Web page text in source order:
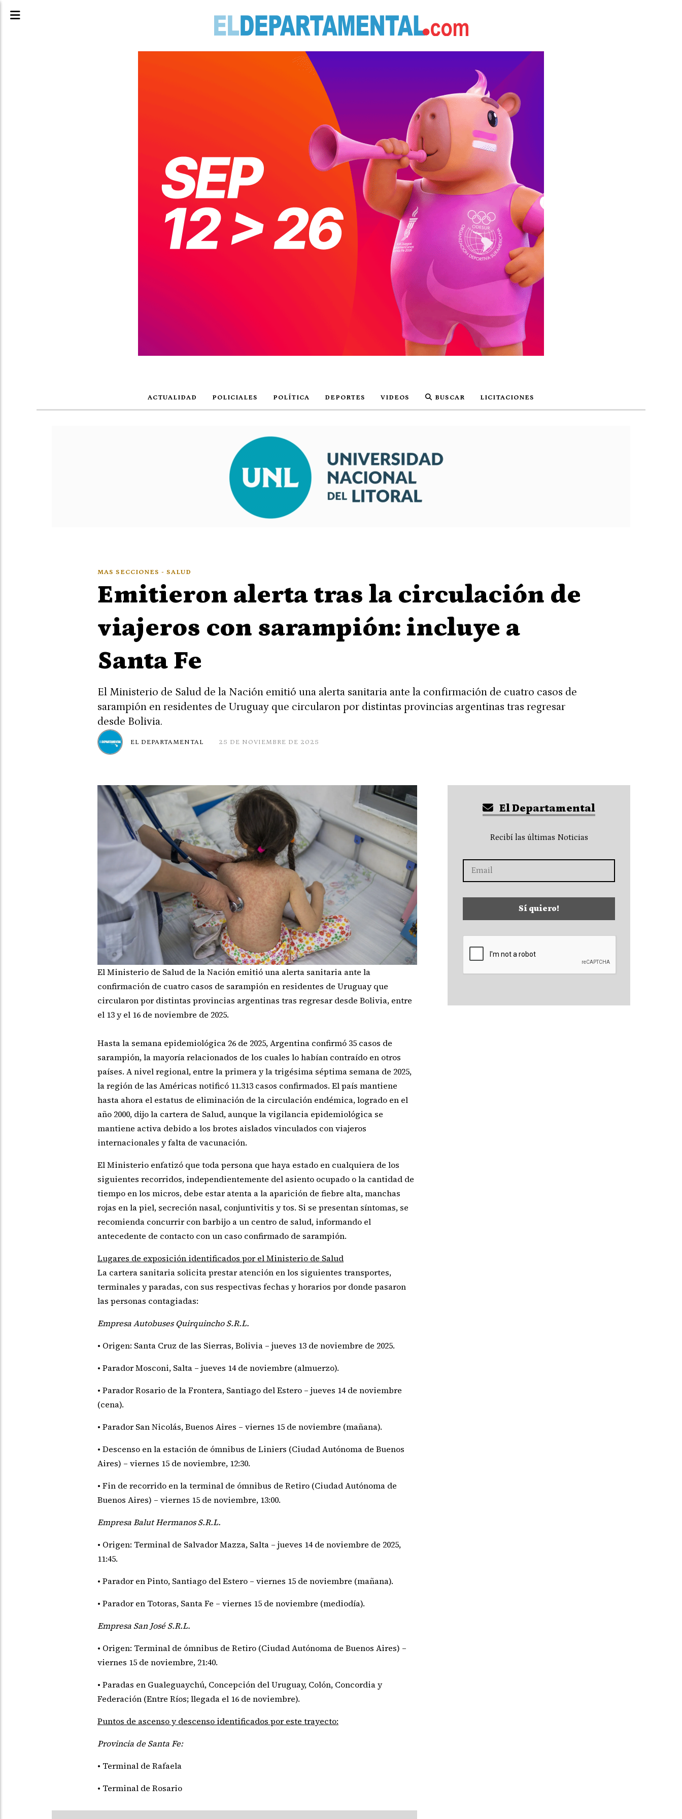
ACTUALIDAD POLICIALES POLÍTICA DEPORTES VIDEOS BUSCAR LICITACIONES
Emitieron alerta tras la circulación de
viajeros con sarampión: incluye a
Santa Fe
El Ministerio de Salud de la Nación emitió una alerta sanitaria ante la confirmación de cuatro casos de
sarampión en residentes de Uruguay que circularon por distintas provincias argentinas tras regresar
desde Bolivia.
MAS SECCIONES - SALUD
25 DE NOVIEMBRE DE 2025
EL DEPARTAMENTAL
El Ministerio de Salud de la Nación emitió una alerta sanitaria ante la
confirmación de cuatro casos de sarampión en residentes de Uruguay que
circularon por distintas provincias argentinas tras regresar desde Bolivia, entre
el 13 y el 16 de noviembre de 2025.
Hasta la semana epidemiológica 26 de 2025, Argentina confirmó 35 casos de
sarampión, la mayoría relacionados de los cuales lo habían contraído en otros
países. A nivel regional, entre la primera y la trigésima séptima semana de 2025,
la región de las Américas notificó 11.313 casos confirmados. El país mantiene
hasta ahora el estatus de eliminación de la circulación endémica, logrado en el
año 2000, dijo la cartera de Salud, aunque la vigilancia epidemiológica se
mantiene activa debido a los brotes aislados vinculados con viajeros
internacionales y falta de vacunación.
El Ministerio enfatizó que toda persona que haya estado en cualquiera de los
siguientes recorridos, independientemente del asiento ocupado o la cantidad de
tiempo en los micros, debe estar atenta a la aparición de fiebre alta, manchas
rojas en la piel, secreción nasal, conjuntivitis y tos. Si se presentan síntomas, se
recomienda concurrir con barbijo a un centro de salud, informando el
antecedente de contacto con un caso confirmado de sarampión.
Lugares de exposición identificados por el Ministerio de Salud
La cartera sanitaria solicita prestar atención en los siguientes transportes,
terminales y paradas, con sus respectivas fechas y horarios por donde pasaron
las personas contagiadas:
Empresa Autobuses Quirquincho S.R.L.
• Origen: Santa Cruz de las Sierras, Bolivia – jueves 13 de noviembre de 2025.
• Parador Mosconi, Salta – jueves 14 de noviembre (almuerzo).
• Parador Rosario de la Frontera, Santiago del Estero – jueves 14 de noviembre
(cena).
• Parador San Nicolás, Buenos Aires – viernes 15 de noviembre (mañana).
• Descenso en la estación de ómnibus de Liniers (Ciudad Autónoma de Buenos
Aires) – viernes 15 de noviembre, 12:30.
• Fin de recorrido en la terminal de ómnibus de Retiro (Ciudad Autónoma de
Buenos Aires) – viernes 15 de noviembre, 13:00.
Empresa Balut Hermanos S.R.L.
• Origen: Terminal de Salvador Mazza, Salta – jueves 14 de noviembre de 2025,
11:45.
• Parador en Pinto, Santiago del Estero – viernes 15 de noviembre (mañana).
• Parador en Totoras, Santa Fe – viernes 15 de noviembre (mediodía).
Empresa San José S.R.L.
• Origen: Terminal de ómnibus de Retiro (Ciudad Autónoma de Buenos Aires) –
viernes 15 de noviembre, 21:40.
• Paradas en Gualeguaychú, Concepción del Uruguay, Colón, Concordia y
Federación (Entre Ríos; llegada el 16 de noviembre).
Puntos de ascenso y descenso identificados por este trayecto:
Provincia de Santa Fe:
• Terminal de Rafaela
• Terminal de Rosario
El Departamental
Recibí las últimas Noticias
Sí quiero!